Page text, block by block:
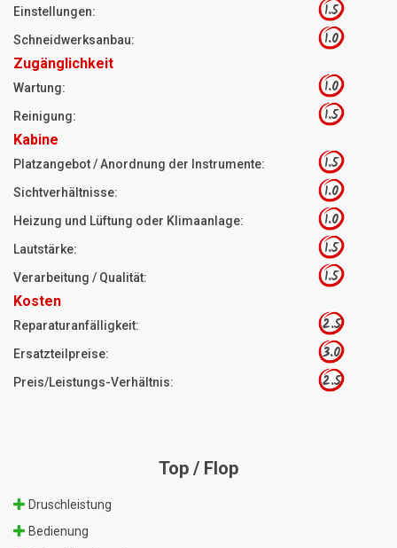
Einstellungen: 1.5
Schneidwerksanbau: 1.0
Zugänglichkeit
Wartung: 1.0
Reinigung: 1.5
Kabine
Platzangebot / Anordnung der Instrumente: 1.5
Sichtverhältnisse: 1.0
Heizung und Lüftung oder Klimaanlage: 1.0
Lautstärke: 1.5
Verarbeitung / Qualität: 1.5
Kosten
Reparaturanfälligkeit: 2.5
Ersatzteilpreise: 3.0
Preis/Leistungs-Verhältnis: 2.5
Top / Flop
Druschleistung
Bedienung